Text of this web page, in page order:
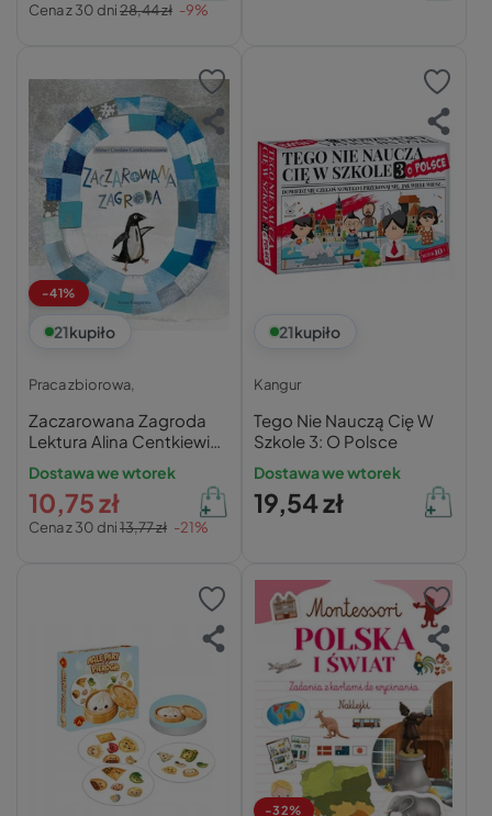
Cena z 30 dni28,44 zł -9%
-41%
21kupiło
Praca zbiorowa,
Zaczarowana Zagroda
Lektura Alina Centkiewicz
6+ Nasza Księgarnia
Dostawa we wtorek
Cena z 30 dni13,77 zł -21%
10,75 zł
21kupiło
Kangur
Tego Nie Nauczą Cię W
Szkole 3: O Polsce
Dostawa we wtorek
19,54 zł
-32%